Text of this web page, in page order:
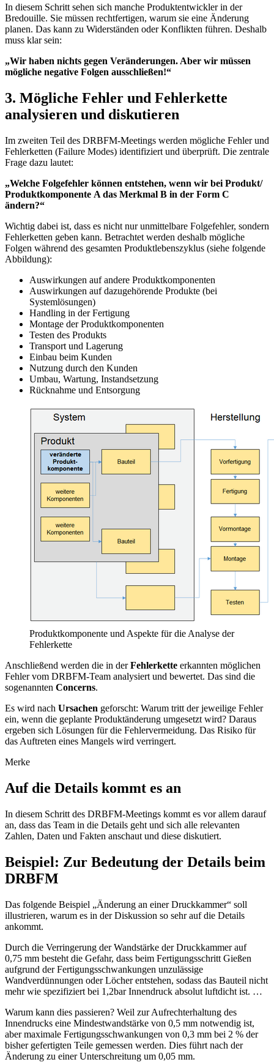
In diesem Schritt sehen sich manche Produktentwickler in der
Bredouille. Sie müssen rechtfertigen, warum sie eine Änderung
planen. Das kann zu Widerständen oder Konflikten führen. Deshalb
muss klar sein:
„Wir haben nichts gegen Veränderungen. Aber wir müssen
mögliche negative Folgen ausschließen!“
3. Mögliche Fehler und Fehlerkette
analysieren und diskutieren
Im zweiten Teil des DRBFM-Meetings werden mögliche Fehler und
Fehlerketten (Failure Modes) identifiziert und überprüft. Die zentrale
Frage dazu lautet:
„Welche Folgefehler können entstehen, wenn wir bei Produkt/
Produktkomponente A das Merkmal B in der Form C
ändern?“
Wichtig dabei ist, dass es nicht nur unmittelbare Folgefehler, sondern
Fehlerketten geben kann. Betrachtet werden deshalb mögliche
Folgen während des gesamten Produktlebenszyklus (siehe folgende
Abbildung):
Auswirkungen auf andere Produktkomponenten
Auswirkungen auf dazugehörende Produkte (bei
Systemlösungen)
Handling in der Fertigung
Montage der Produktkomponenten
Testen des Produkts
Transport und Lagerung
Einbau beim Kunden
Nutzung durch den Kunden
Umbau, Wartung, Instandsetzung
Rücknahme und Entsorgung
Produktkomponente und Aspekte für die Analyse der
Fehlerkette
Anschließend werden die in derFehlerkette erkannten möglichen
Fehler vom DRBFM-Team analysiert und bewertet. Das sind die
sogenannten Concerns.
Es wird nach Ursachen geforscht: Warum tritt der jeweilige Fehler
ein, wenn die geplante Produktänderung umgesetzt wird? Daraus
ergeben sich Lösungen für die Fehlervermeidung. Das Risiko für
das Auftreten eines Mangels wird verringert.
Merke
Auf die Details kommt es an
In diesem Schritt des DRBFM-Meetings kommt es vor allem darauf
an, dass das Team in die Details geht und sich alle relevanten
Zahlen, Daten und Fakten anschaut und diese diskutiert.
Beispiel: Zur Bedeutung der Details beim
DRBFM
Das folgende Beispiel „Änderung an einer Druckkammer“ soll
illustrieren, warum es in der Diskussion so sehr auf die Details
ankommt.
Durch die Verringerung der Wandstärke der Druckkammer auf
0,75 mm besteht die Gefahr, dass beim Fertigungsschritt Gießen
aufgrund der Fertigungsschwankungen unzulässige
Wandverdünnungen oder Löcher entstehen, sodass das Bauteil nicht
mehr wie spezifiziert bei 1,2bar Innendruck absolut luftdicht ist. …
Warum kann dies passieren? Weil zur Aufrechterhaltung des
Innendrucks eine Mindestwandstärke von 0,5 mm notwendig ist,
aber maximale Fertigungsschwankungen von 0,3 mm bei 2 % der
bisher gefertigten Teile gemessen werden. Dies führt nach der
Änderung zu einer Unterschreitung um 0,05 mm.